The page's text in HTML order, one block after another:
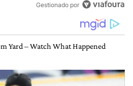
Gestionado por